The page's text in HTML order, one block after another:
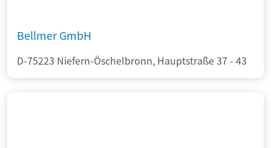
Bellmer GmbH
D-75223 Niefern-Öschelbronn, Hauptstraße 37 - 43